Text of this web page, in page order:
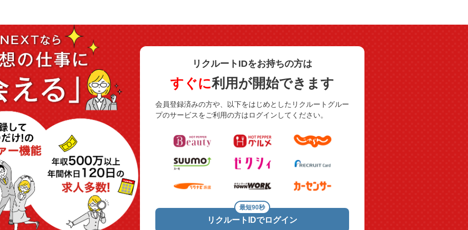
リクルートIDをお持ちの方は
すぐに利用が開始できます
会員登録済みの方や、以下をはじめとしたリクルートグルー
プのサービスをご利用の方はログインしてください。
リクルートIDでログイン
最短90秒